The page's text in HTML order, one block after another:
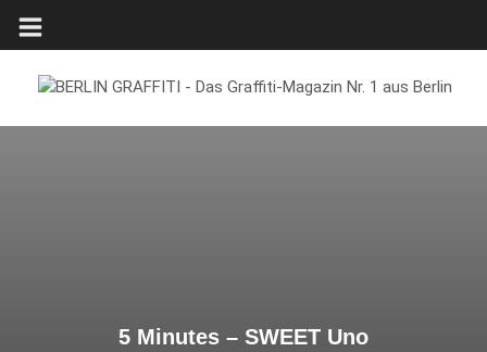
5 Minutes – SWEET Uno